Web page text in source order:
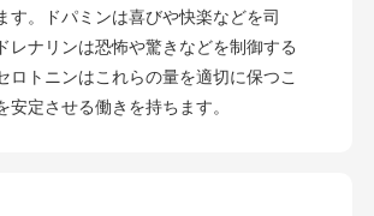
す。ドパミンは喜びや快楽などを司
レナリンは恐怖や驚きなどを制御する
ロトニンはこれらの量を適切に保つこ
安定させる働きを持ちます。